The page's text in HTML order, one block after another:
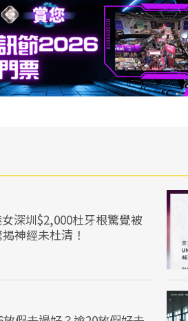
深圳$2,000杜牙根驚覺被
神經未杜清！